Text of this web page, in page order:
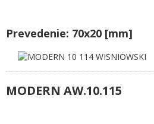
Prevedenie: 70x20 [mm]
MODERN AW.10.115